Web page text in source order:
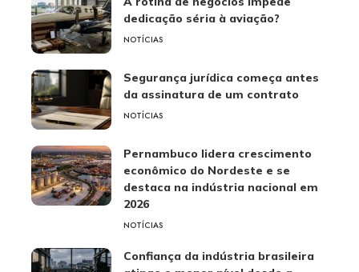
dedicação séria à aviação?
NOTÍCIAS
Segurança jurídica começa antes
da assinatura de um contrato
NOTÍCIAS
Pernambuco lidera crescimento
econômico do Nordeste e se
destaca na indústria nacional em
2026
NOTÍCIAS
Confiança da indústria brasileira